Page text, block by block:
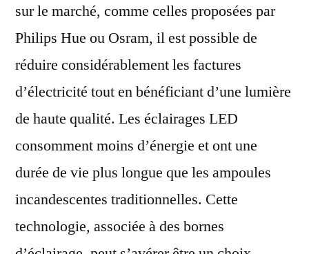
sur le marché, comme celles proposées par
Philips Hue ou Osram, il est possible de
réduire considérablement les factures
d’électricité tout en bénéficiant d’une lumière
de haute qualité. Les éclairages LED
consomment moins d’énergie et ont une
durée de vie plus longue que les ampoules
incandescentes traditionnelles. Cette
technologie, associée à des bornes